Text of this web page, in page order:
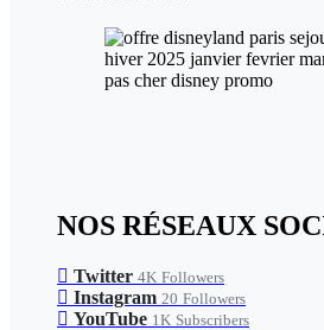
NOS RÉSEAUX
Twitter 4K Followers
Instagram 20 Followers
YouTube 1K Subscribers